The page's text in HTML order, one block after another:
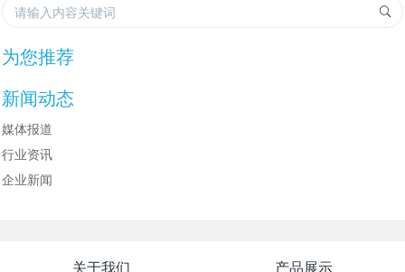
为您推荐
新闻动态
媒体报道
行业资讯
企业新闻
关于我们 产品展示